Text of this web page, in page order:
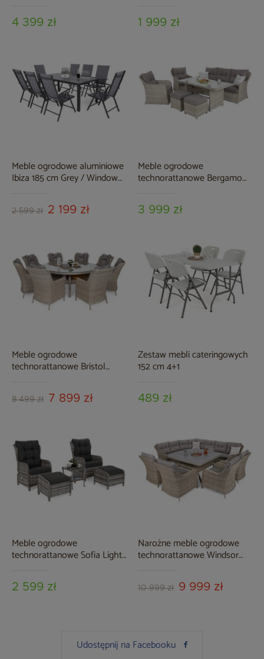
4 399 zł 1 999 zł
Meble ogrodowe aluminiowe
Ibiza 185 cm Grey / Window
2 599 zł 2 199 zł
Meble ogrodowe
technorattanowe Bergamo
3 999 zł
Meble ogrodowe
technorattanowe Bristol
/ Beige Melange 8+1
8 499 zł 7 899 zł
Zestaw mebli cateringowych
152 cm 4+1
489 zł
Meble ogrodowe
technorattanowe Sofia Light
2 599 zł
Narożne meble ogrodowe
technorattanowe Windsor
10 999 zł 9 999 zł
Udostępnij na Facebooku